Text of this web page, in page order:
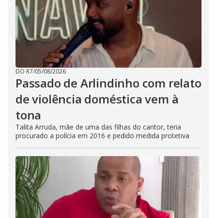
DO R7/05/08/2026
Passado de Arlindinho com relato
de violência doméstica vem à
tona
Talita Arruda, mãe de uma das filhas do cantor, teria
procurado a polícia em 2016 e pedido medida protetiva